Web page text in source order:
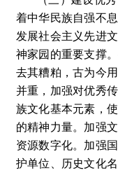
着中华民族自强不
发展社会主义先进
神家园的重要支撑
去其糟粕，古为今
并重，加强对优秀
族文化基本元素，
的精神力量。加强
资源数字化。加强
护单位、历史文化